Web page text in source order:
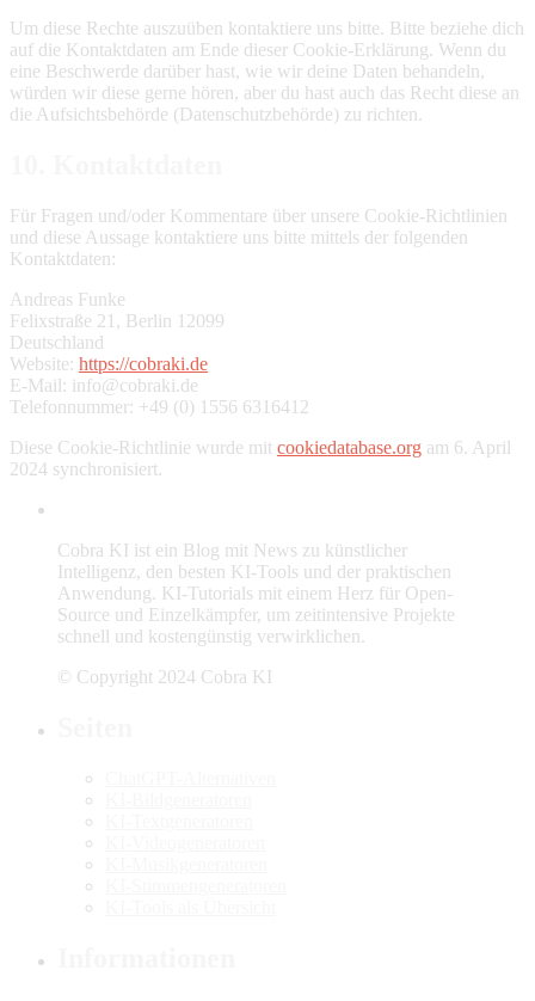
Um diese Rechte auszuüben kontaktiere uns bitte. Bitte beziehe dich
auf die Kontaktdaten am Ende dieser Cookie-Erklärung. Wenn du
eine Beschwerde darüber hast, wie wir deine Daten behandeln,
würden wir diese gerne hören, aber du hast auch das Recht diese an
die Aufsichtsbehörde (Datenschutzbehörde) zu richten.
Für Fragen und/oder Kommentare über unsere Cookie-Richtlinien
und diese Aussage kontaktiere uns bitte mittels der folgenden
Kontaktdaten:
Andreas Funke
Felixstraße 21, Berlin 12099
Deutschland
Website: https://cobraki.de
E-Mail: info@cobraki.de
Telefonnummer: +49 (0) 1556 6316412
Diese Cookie-Richtlinie wurde mit cookiedatabase.org am 6. April
2024 synchronisiert.
Cobra KI ist ein Blog mit News zu künstlicher
Intelligenz, den besten KI-Tools und der praktischen
Anwendung. KI-Tutorials mit einem Herz für Open-
Source und Einzelkämpfer, um zeitintensive Projekte
schnell und kostengünstig verwirklichen.
© Copyright 2024 Cobra KI